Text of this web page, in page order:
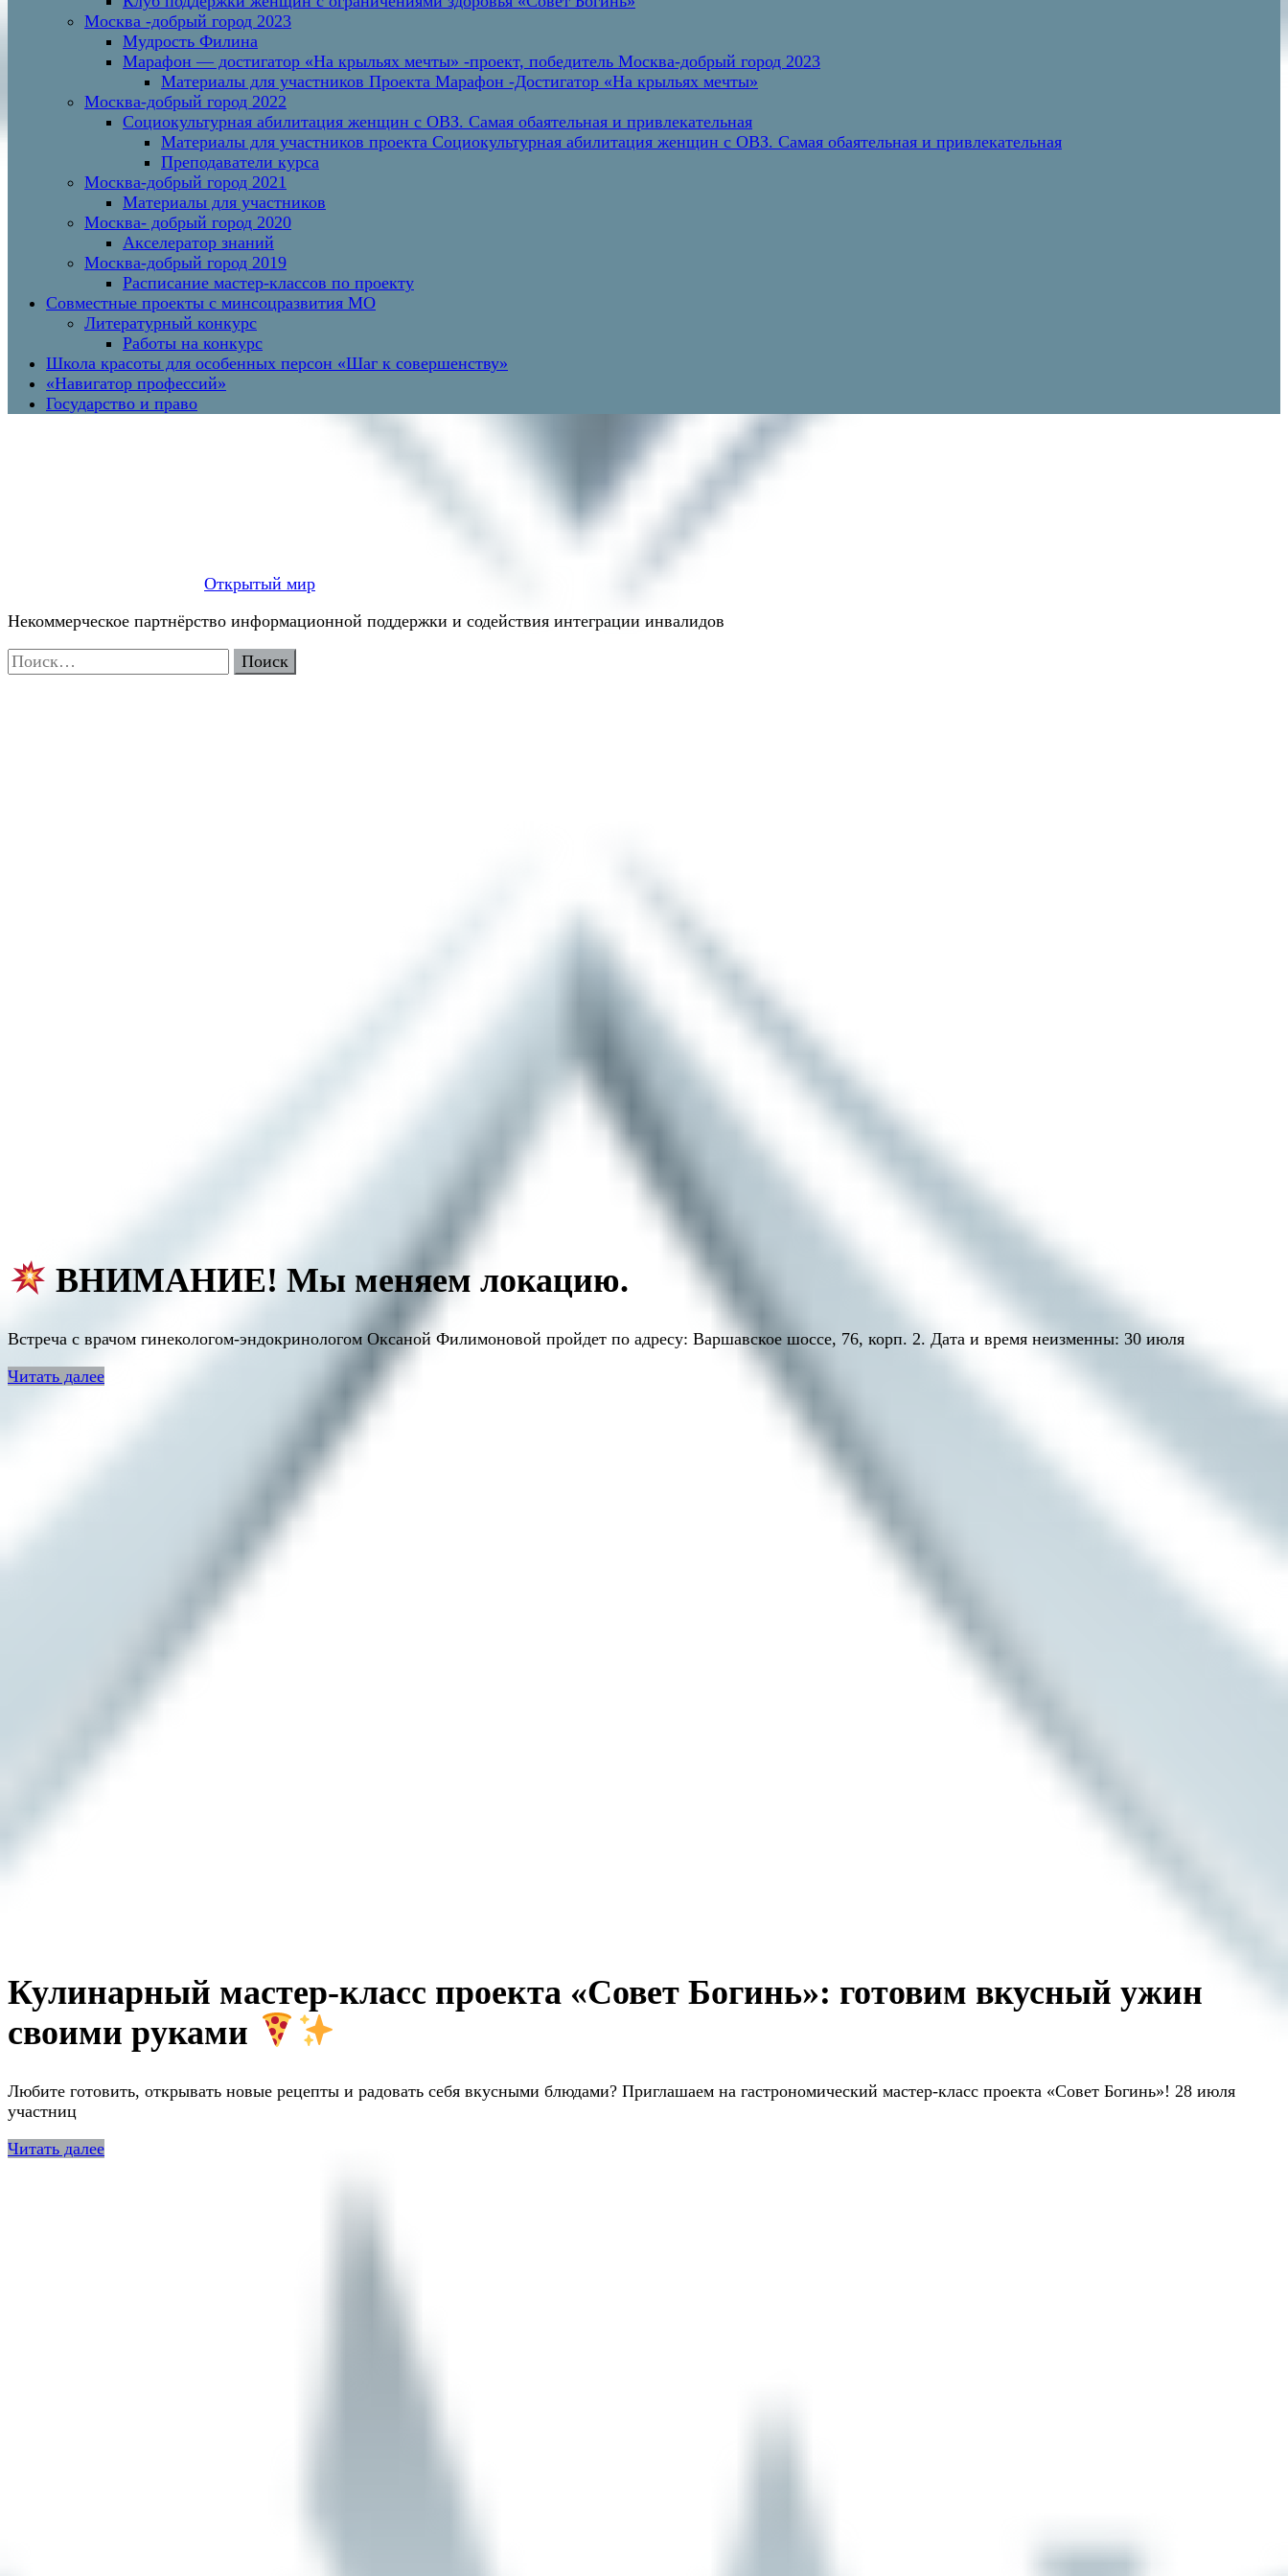
Москва -добрый город 2023
Мудрость Филина
Марафон — достигатор «На крыльях мечты» -проект, победитель Москва-добрый город 2023
Материалы для участников Проекта Марафон -Достигатор «На крыльях мечты»
Москва-добрый город 2022
Социокультурная абилитация женщин с ОВЗ. Самая обаятельная и привлекательная
Материалы для участников проекта Социокультурная абилитация женщин с ОВЗ. Самая обаятельная и привлекательная
Преподаватели курса
Москва-добрый город 2021
Материалы для участников
Москва- добрый город 2020
Акселератор знаний
Москва-добрый город 2019
Расписание мастер-классов по проекту
Совместные проекты с минсоцразвития МО
Литературный конкурс
Работы на конкурс
Школа красоты для особенных персон «Шаг к совершенству»
«Навигатор профессий»
Государство и право
Открытый мир
Некоммерческое партнёрство информационной поддержки и содействия интеграции инвалидов
Найти:
ВНИМАНИЕ! Мы меняем локацию.
Встреча с врачом гинекологом-эндокринологом Оксаной Филимоновой пройдет по адресу: Варшавское шоссе, 76, корп. 2. Дата и время неизменны: 30 июля
Читать далее
Кулинарный мастер-класс проекта «Совет Богинь»: готовим вкусный ужин
своими руками
Любите готовить, открывать новые рецепты и радовать себя вкусными блюдами? Приглашаем на гастрономический мастер-класс проекта «Совет Богинь»! 28 июля
участниц
Читать далее